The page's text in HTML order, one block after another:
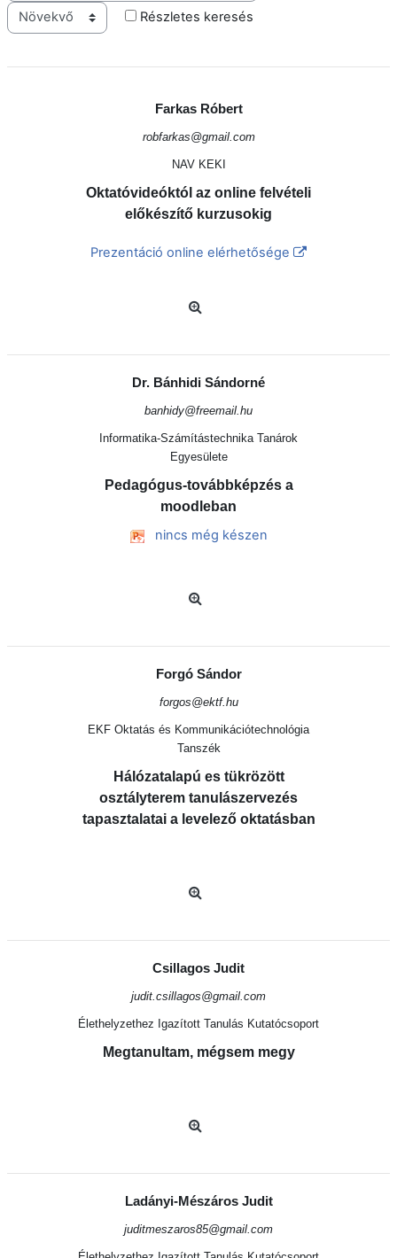
Részletes keresés
Farkas Róbert
robfarkas@gmail.com
NAV KEKI
Oktatóvideóktól az online felvételi
előkészítő kurzusokig
Prezentáció online elérhetősége
Dr. Bánhidi Sándorné
banhidy@freemail.hu
Informatika-Számítástechnika Tanárok
Egyesülete
Pedagógus-továbbképzés a
moodleban
nincs még készen
Forgó Sándor
forgos@ektf.hu
EKF Oktatás és Kommunikációtechnológia
Tanszék
Hálózatalapú es tükrözött
osztályterem tanulászervezés
tapasztalatai a levelező oktatásban
Csillagos Judit
judit.csillagos@gmail.com
Élethelyzethez Igazított Tanulás Kutatócsoport
Megtanultam, mégsem megy
Ladányi-Mészáros Judit
juditmeszaros85@gmail.com